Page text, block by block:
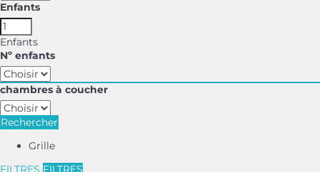
Enfants
Enfants
Nº enfants
chambres à coucher
Rechercher
Grille
FILTRES FILTRES